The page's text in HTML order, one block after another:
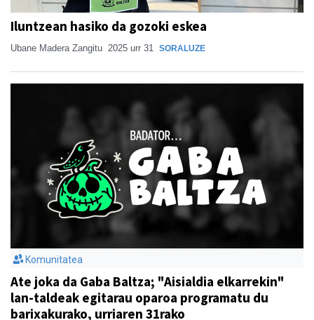
Iluntzean hasiko da gozoki eskea
Ubane Madera Zangitu 2025 urr 31 SORALUZE
Komunitatea
Ate joka da Gaba Baltza; "Aisialdia elkarrekin"
lan-taldeak egitarau oparoa programatu du
barixakurako, urriaren 31rako